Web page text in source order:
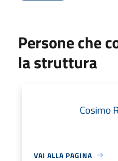
Persone che
la struttura
Cosimo
VAI ALLA PAGINA